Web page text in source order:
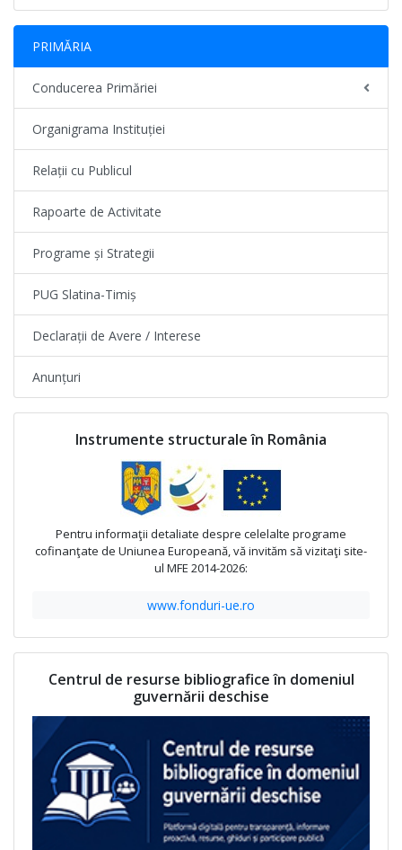
PRIMĂRIA
Conducerea Primăriei
Organigrama Instituției
Relații cu Publicul
Rapoarte de Activitate
Programe și Strategii
PUG Slatina-Timiș
Declarații de Avere / Interese
Anunțuri
Instrumente structurale în România
Pentru informaţii detaliate despre celelalte programe
cofinanţate de Uniunea Europeană, vă invităm să vizitaţi site-
ul MFE 2014-2026:
www.fonduri-ue.ro
Centrul de resurse bibliografice în domeniul
guvernării deschise